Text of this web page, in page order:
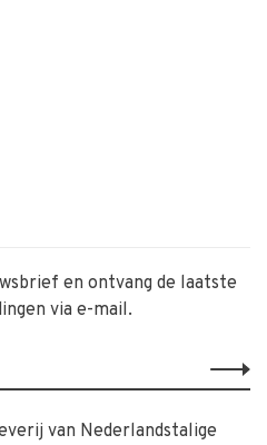
en ontvang de laatste
via e-mail.
van Nederlandstalige